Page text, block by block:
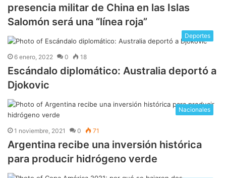
presencia militar de China en las Islas
Salomón será una “línea roja”
Deportes
6 enero, 2022 0 18
Escándalo diplomático: Australia deportó a
Djokovic
Nacionales
1 noviembre, 2021 0 71
Argentina recibe una inversión histórica
para producir hidrógeno verde